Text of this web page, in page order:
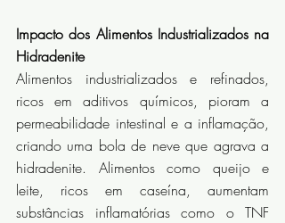
Impacto dos Alimentos Industrializados na
Hidradenite
Alimentos industrializados e refinados,
ricos em aditivos químicos, pioram a
permeabilidade intestinal e a inflamação,
criando uma bola de neve que agrava a
hidradenite. Alimentos como queijo e
leite, ricos em caseína, aumentam
substâncias inflamatórias como o TNF